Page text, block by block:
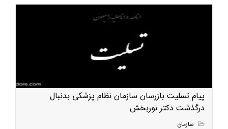
پیام تسلیت بازرسان سازمان نظام پزشکی بدنبال
درگذشت دکتر نوربخش
سازمان